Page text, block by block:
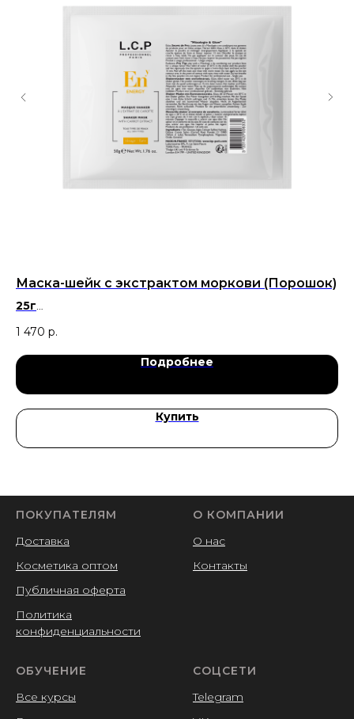
Маска-шейк с экстрактом моркови (Порошок)
25г
и рельефа.
1 470 р.
Подробнее
Купить
ПОКУПАТЕЛЯМ
Доставка
Косметика оптом
Публичная оферта
Политика
конфиденциальности
О КОМПАНИИ
О нас
Контакты
ОБУЧЕНИЕ
Все курсы
СОЦСЕТИ
Telegram